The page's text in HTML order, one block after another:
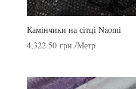
Камінчики на сітці Naomi
4,322.50 грн./Метр